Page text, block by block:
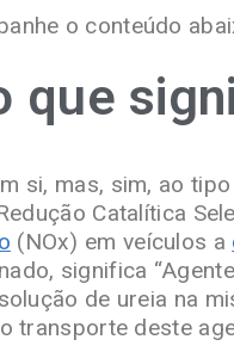
o conteúdo
que
si, mas, sim, ao
Catalítica
(NOx) em veículos a
significa
de ureia na
transporte deste